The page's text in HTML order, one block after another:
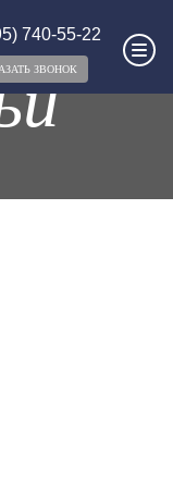
740-55-22
ЗВОНОК